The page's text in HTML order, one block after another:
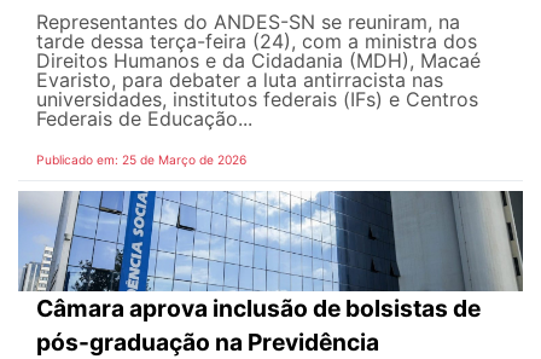
Representantes do ANDES-SN se reuniram, na
tarde dessa terça-feira (24), com a ministra dos
Direitos Humanos e da Cidadania (MDH), Macaé
Evaristo, para debater a luta antirracista nas
universidades, institutos federais (IFs) e Centros
Federais de Educação...
Publicado em: 25 de Março de 2026
Câmara aprova inclusão de bolsistas de
pós-graduação na Previdência